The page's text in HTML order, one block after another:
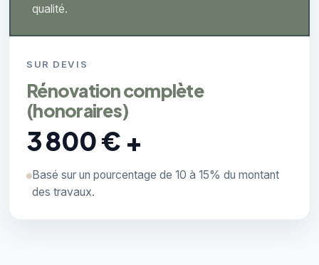
qualité.
SUR DEVIS
Rénovation complète
(honoraires)
3 800 € +
Basé sur un pourcentage de 10 à 15% du montant
des travaux.